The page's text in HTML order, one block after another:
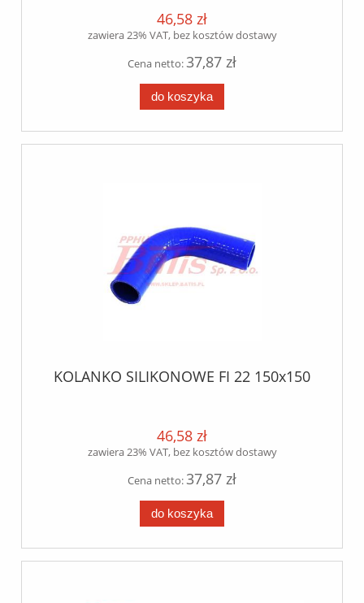
46,58 zł
zawiera 23% VAT, bez kosztów dostawy
Cena netto:37,87 zł
do koszyka
KOLANKO SILIKONOWE FI 22 150x150
46,58 zł
zawiera 23% VAT, bez kosztów dostawy
Cena netto:37,87 zł
do koszyka